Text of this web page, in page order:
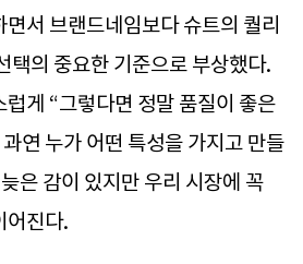
서 브랜드네임보다 슈트의 퀄리
택의 중요한 기준으로 부상했다.
게 “그렇다면 정말 품질이 좋은
연 누가 어떤 특성을 가지고 만들
은 감이 있지만 우리 시장에 꼭
어진다.